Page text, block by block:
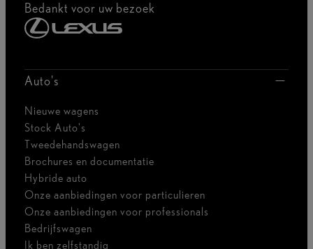
Bedankt voor uw bezoek
Auto's
Nieuwe wagens
Stock Auto's
Tweedehandswagen
Brochures en documentatie
Hybride auto
Onze aanbiedingen voor particulieren
Onze aanbiedingen voor professionals
Bedrijfswagen
Ik ben zelfstandig